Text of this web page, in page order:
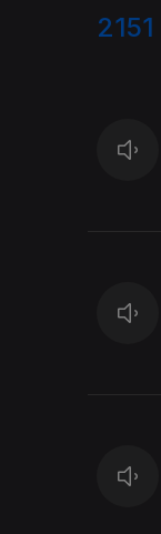
2151